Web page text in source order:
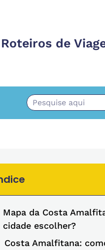
de
Mapa da Costa
cidade escolher?
Costa Amalfitana: